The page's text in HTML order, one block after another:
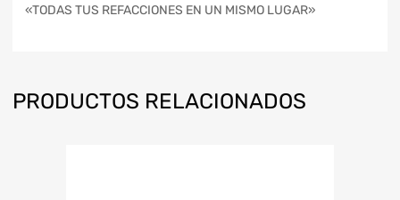
«TODAS TUS REFACCIONES EN UN MISMO LUGAR»
PRODUCTOS RELACIONADOS